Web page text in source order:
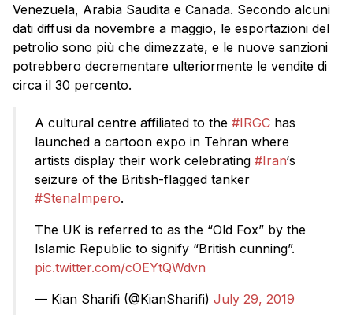
Venezuela, Arabia Saudita e Canada. Secondo alcuni
dati diffusi da novembre a maggio, le esportazioni del
petrolio sono più che dimezzate, e le nuove sanzioni
potrebbero decrementare ulteriormente le vendite di
circa il 30 percento.
A cultural centre affiliated to the #IRGC has
launched a cartoon expo in Tehran where
artists display their work celebrating #Iran‘s
seizure of the British-flagged tanker
#StenaImpero.
The UK is referred to as the “Old Fox” by the
Islamic Republic to signify “British cunning”.
pic.twitter.com/cOEYtQWdvn
— Kian Sharifi (@KianSharifi) July 29, 2019